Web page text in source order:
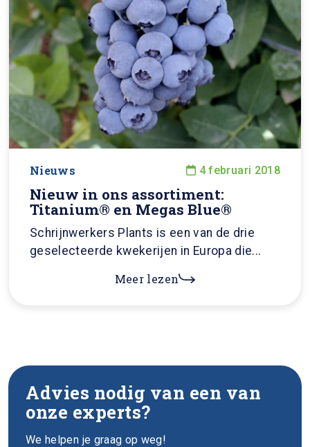
Nieuws 4 februari 2018
Nieuw in ons assortiment:
Titanium® en Megas Blue®
Schrijnwerkers Plants is een van de drie
geselecteerde kwekerijen in Europa die...
Meer lezen
Advies nodig van een van
onze experts?
We helpen je graag op weg!